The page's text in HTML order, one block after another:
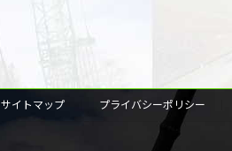
サイトマップ プライバシーポリシー